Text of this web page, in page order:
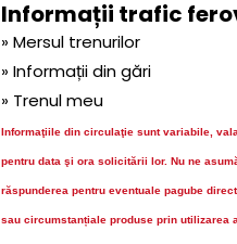
Informații trafic
» Mersul trenurilor
» Informații din gări
» Trenul meu
Informaţiile din circulaţie sunt variabile,
pentru data şi ora solicitării lor. Nu ne
răspunderea pentru eventuale pagube
sau circumstanțiale produse prin utilizarea